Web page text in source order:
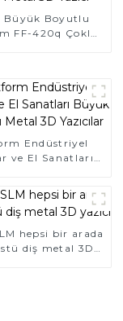
Büyük Boyutlu
FF-420q Çoklu
Endüstriyel
ve El Sanatları
hepsi bir arada
diş metal 3D